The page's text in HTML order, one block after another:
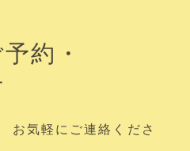
約・
お気軽にご連絡くださ